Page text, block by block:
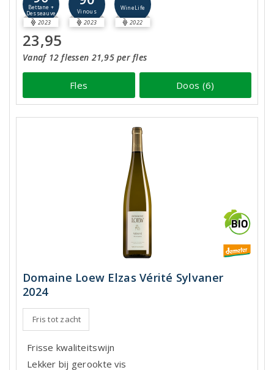
Bettane +
Desseauve
2023
Vinous
2023
WineLife
2022
23,95
Vanaf 12 flessen 21,95 per fles
Fles Doos (6)
Domaine Loew Elzas Vérité Sylvaner
2024
Fris tot zacht
Frisse kwaliteitswijn
Lekker bij gerookte vis